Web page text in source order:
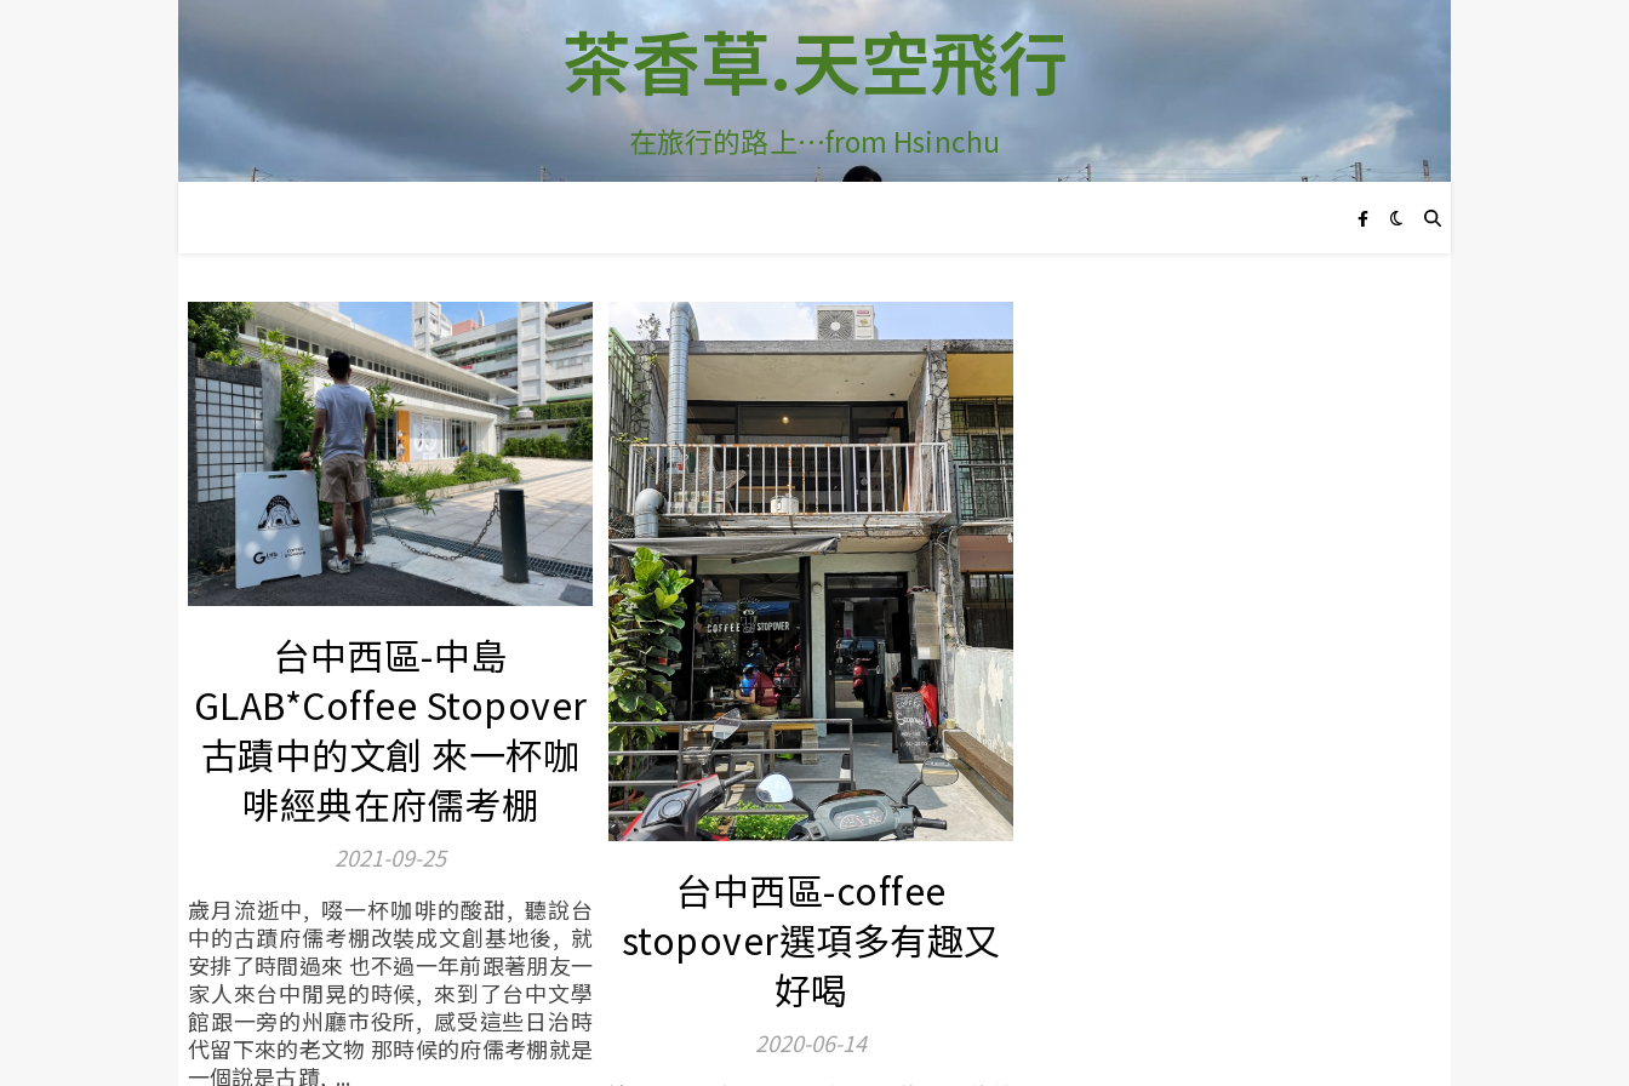
茶香草.天空飛行
在旅行的路上…from Hsinchu
台中西區-中島
GLAB*Coffee Stopover
古蹟中的文創 來一杯咖
啡經典在府儒考棚
2021-09-25
歲月流逝中, 啜一杯咖啡的酸甜, 聽說台
中的古蹟府儒考棚改裝成文創基地後, 就
安排了時間過來 也不過一年前跟著朋友一
家人來台中閒晃的時候, 來到了台中文學
館跟一旁的州廳市役所, 感受這些日治時
代留下來的老文物 那時候的府儒考棚就是
一個說是古蹟, ...
台中西區-coffee
stopover選項多有趣又
好喝
2020-06-14